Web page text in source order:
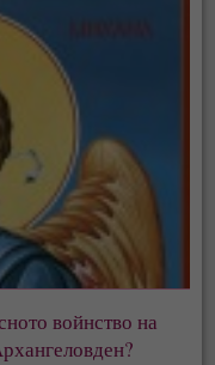
войнство на